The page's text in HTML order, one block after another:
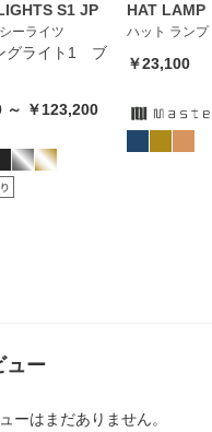
S1 JP
ーライツ
グライト1 ブ
～ ￥123,200
HAT LAMP
ハット ランプ
￥23,100
ュー
ーはまだありません。